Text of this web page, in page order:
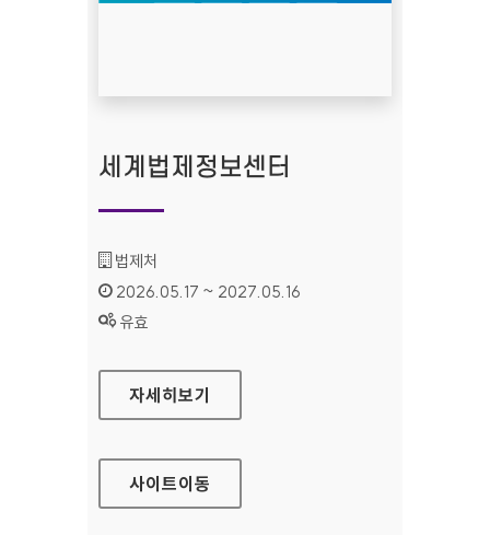
세계법제정보센터
기관명 :
법제처
인증기간 :
2026.05.17 ~ 2027.05.16
상태 :
유효
세계법제정보센터
자세히보기
사이트이동